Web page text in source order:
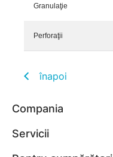
Granulaţie
Perforaţii
înapoi
Compania
Servicii